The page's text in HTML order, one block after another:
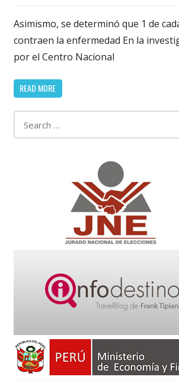
Asimismo, se determinó que 1 de
contraen la enfermedad En la
por el Centro Nacional
READ MORE